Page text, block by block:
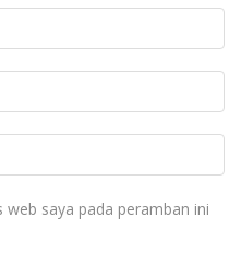
saya pada peramban ini